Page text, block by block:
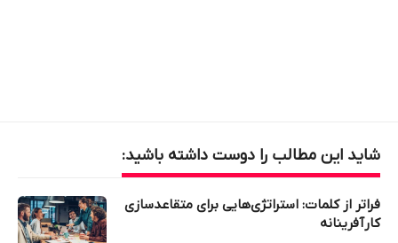
شاید این مطالب را دوست داشته باشید:
فراتر از کلمات: استراتژی‌هایی برای متقاعدسازی
کارآفرینانه